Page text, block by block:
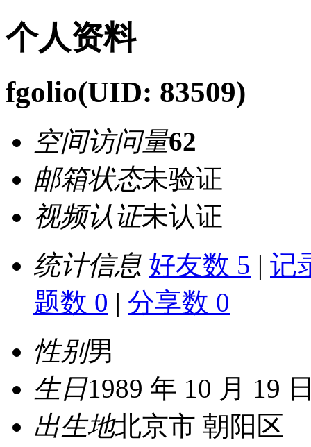
个人资料
fgolio(UID: 83509)
空间访问量62
邮箱状态未验证
视频认证未认证
统计信息 好友数 5 | 记
题数 0 | 分享数 0
性别男
生日1989 年 10 月 19
出生地北京市 朝阳区